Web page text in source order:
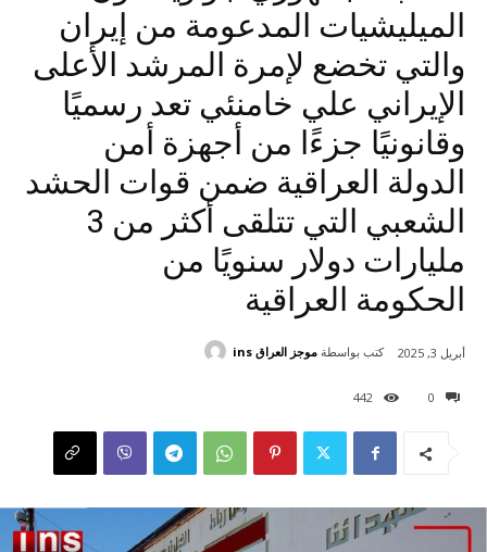
الميليشيات المدعومة من إيران
والتي تخضع لإمرة المرشد الأعلى
الإيراني علي خامنئي تعد رسميًا
وقانونيًا جزءًا من أجهزة أمن
الدولة العراقية ضمن قوات الحشد
الشعبي التي تتلقى أكثر من 3
مليارات دولار سنويًا من
الحكومة العراقية
0
442
أبريل 3, 2025 كتب بواسطة موجز العراق ins